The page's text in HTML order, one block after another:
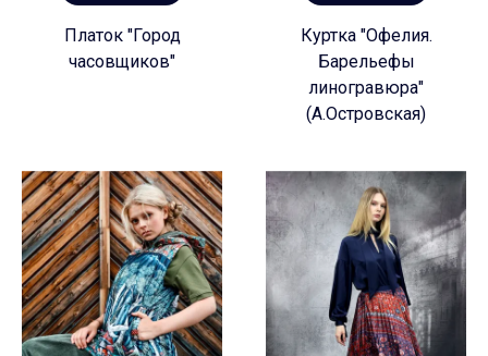
Платок "Город
часовщиков"
Куртка "Офелия.
Барельефы
линогравюра"
(А.Островская)